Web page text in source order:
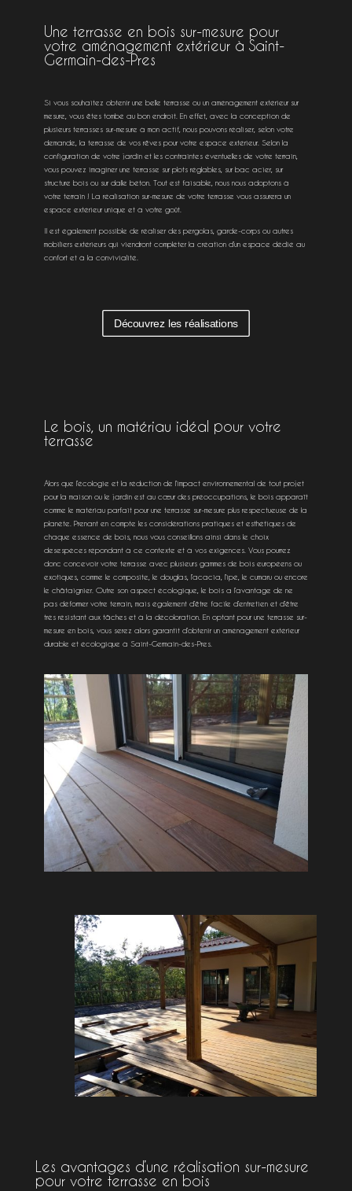
Une terrasse en bois sur-mesure pour
votre aménagement extérieur à Saint-
Germain-des-Pres
Si vous souhaitez obtenir une belle terrasse ou un aménagement extérieur sur
mesure, vous êtes tombé au bon endroit. En effet, avec la conception de
plusieurs terrasses sur-mesure à mon actif, nous pouvons réaliser, selon votre
demande, la terrasse de vos rêves pour votre espace extérieur. Selon la
configuration de votre jardin et les contraintes éventuelles de votre terrain,
vous pouvez imaginer une terrasse sur plots réglables, sur bac acier, sur
structure bois ou sur dalle béton. Tout est faisable, nous nous adoptons à
votre terrain ! La réalisation sur-mesure de votre terrasse vous assurera un
espace extérieur unique et à votre goût.
Il est également possible de réaliser des pergolas, garde-corps ou autres
mobiliers extérieurs qui viendront compléter la création d’un espace dédié au
confort et à la convivialité.
Découvrez les réalisations
Le bois, un matériau idéal pour votre
terrasse
Alors que l’écologie et la réduction de l’impact environnemental de tout projet
pour la maison ou le jardin est au cœur des préoccupations, le bois apparaît
comme le matériau parfait pour une terrasse sur-mesure plus respectueuse de la
planète. Prenant en compte les considérations pratiques et esthétiques de
chaque essence de bois, nous vous conseillons ainsi dans le choix
desespèces répondant à ce contexte et à vos exigences. Vous pourrez
donc concevoir votre terrasse avec plusieurs gammes de bois européens ou
exotiques, comme le composite, le douglas, l’acacia, l’ipé, le cumaru ou encore
le châtaignier. Outre son aspect écologique, le bois a l’avantage de ne
pas déformer votre terrain, mais également d’être facile d’entretien et d’être
très résistant aux tâches et à la décoloration. En optant pour une terrasse sur-
mesure en bois, vous serez alors garantit d’obtenir un aménagement extérieur
durable et écologique à Saint-Germain-des-Pres.
Les avantages d’une réalisation sur-mesure
pour votre terrasse en bois